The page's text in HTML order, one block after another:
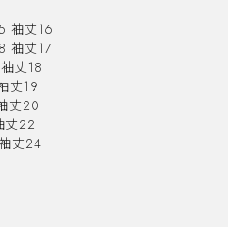
袖丈16
袖丈17
丈18
丈19
丈20
丈22
丈24